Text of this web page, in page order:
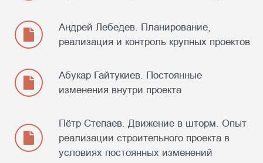
Андрей Лебедев. Планирование,
реализация и контроль крупных проектов
Абукар Гайтукиев. Постоянные
изменения внутри проекта
Пётр Степаев. Движение в шторм. Опыт
реализации строительного проекта в
условиях постоянных изменений